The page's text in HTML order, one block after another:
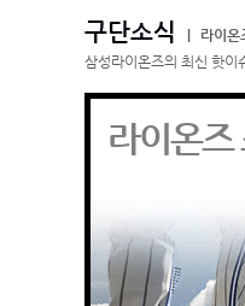
구단소식
라이온
삼성라이온즈의 최신 핫이
라이온즈